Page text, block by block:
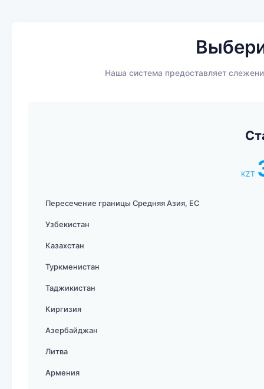
Наша система предоставляет
KZT
Пересечение границы Средняя Азия, ЕС
Узбекистан
Казахстан
Туркменистан
Таджикистан
Киргизия
Азербайджан
Литва
Армения